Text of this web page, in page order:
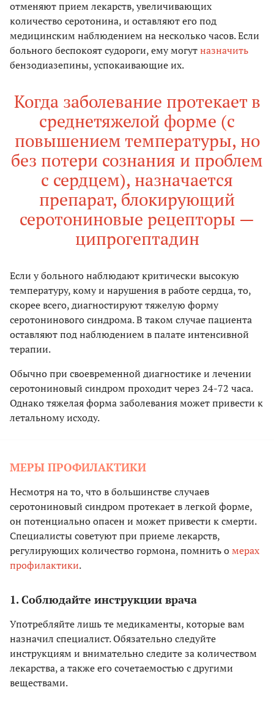
отменяют прием лекарств, увеличивающих
количество серотонина, и оставляют его под
медицинским наблюдением на несколько часов. Если
больного беспокоят судороги, ему могутназначить
бензодиазепины, успокаивающие их.
Когда заболевание протекает в
среднетяжелой форме (с
повышением температуры, но
без потери сознания и проблем
с сердцем), назначается
препарат, блокирующий
серотониновые рецепторы —
ципрогептадин
Если у больного наблюдают критически высокую
температуру, кому и нарушения в работе сердца, то,
скорее всего, диагностируют тяжелую форму
серотонинового синдрома. В таком случае пациента
оставляют под наблюдением в палате интенсивной
терапии.
Обычно при своевременной диагностике и лечении
серотониновый синдром проходит через 24-72 часа.
Однако тяжелая форма заболевания может привести к
летальному исходу.
МЕРЫ ПРОФИЛАКТИКИ
Несмотря на то, что в большинстве случаев
серотониновый синдром протекает в легкой форме,
он потенциально опасен и может привести к смерти.
Специалисты советуют при приеме лекарств,
регулирующих количество гормона, помнить омерах
профилактики.
1. Соблюдайте инструкции врача
Употребляйте лишь те медикаменты, которые вам
назначил специалист. Обязательно следуйте
инструкциям и внимательно следите за количеством
лекарства, а также его сочетаемостью с другими
веществами.